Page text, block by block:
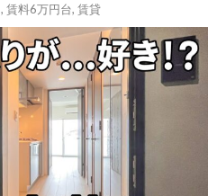
, 賃料6万円台, 賃貸